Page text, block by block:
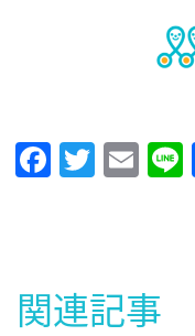
関連記事